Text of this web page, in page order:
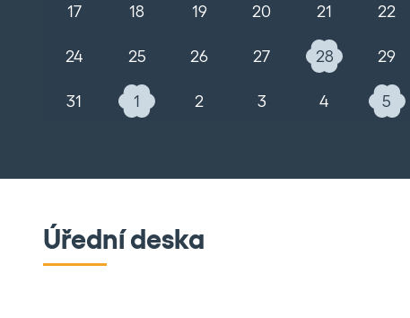
17 18 19 20 21 22
24 25 26 27 28 29
31 1 2 3 4 5
Úřední deska